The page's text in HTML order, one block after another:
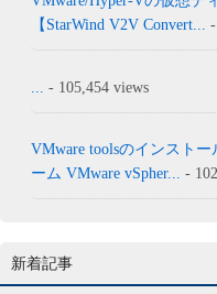
【StarWind V2V Convert...
- 105,454 views
VMware toolsのインスト
ーム VMware vSpher... -
新着記事